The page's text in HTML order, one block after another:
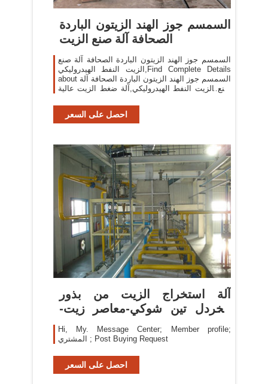
السمسم جوز الهند الزيتون الباردة
الصحافة آلة صنع الزيت
السمسم جوز الهند الزيتون الباردة الصحافة آلة صنع
الزيت النفط الهيدروليكي,Find Complete Details
about السمسم جوز الهند الزيتون الباردة الصحافة آلة
صنع الزيت النفط الهيدروليكي,آلة ضغط الزيت عالية
احصل على السعر
آلة استخراج الزيت من بذور
الخردل تين شوكي-معاصر زيت-
معرف
Hi, My. Message Center; Member profile;
المشتري ; Post Buying Request
احصل على السعر